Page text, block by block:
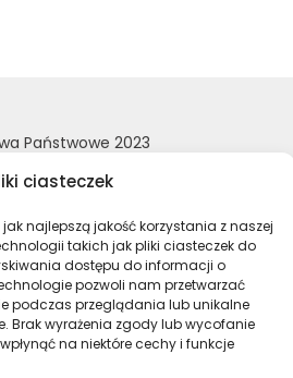
ciasteczek
najlepszą jakość korzystania z naszej
takich jak pliki ciasteczek do
dostępu do informacji o
pozwoli nam przetwarzać
podczas przeglądania lub unikalne
Brak wyrażenia zgody lub wycofanie
na niektóre cechy i funkcje
Państwowe 2023
dostępności
prywatności
Profil Archiwa Państwowe w
Profil Archiwa Państwowe
Profil Archiwa
Profil Archiwa